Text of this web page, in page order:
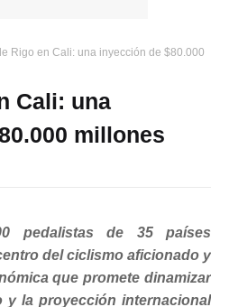
Rigo en Cali: una inyección de $80.000
Cali: una
millones
pedalistas de 35 países
del ciclismo aficionado y
que promete dinamizar
y la proyección internacional